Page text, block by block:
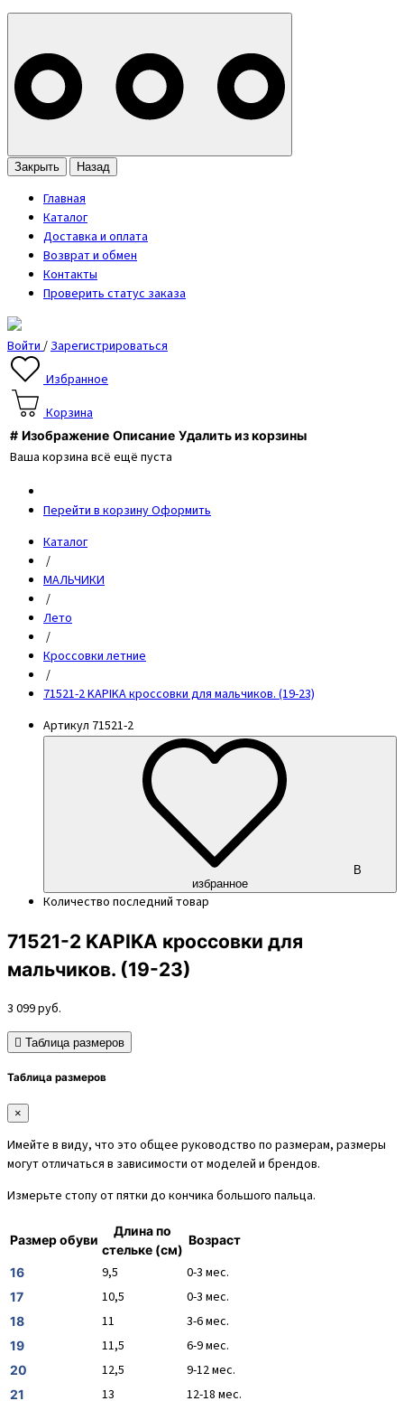
Закрыть Назад
Главная
Каталог
Доставка и оплата
Возврат и обмен
Контакты
Проверить статус заказа
Войти/Зарегистрироваться
Избранное
Корзина
# Изображение Описание Удалить из корзины
Ваша корзина всё ещё пуста
Перейти в корзинуОформить
Каталог
/
МАЛЬЧИКИ
/
Лето
/
Кроссовки летние
/
71521-2 KAPIKA кроссовки для мальчиков. (19-23)
Артикул 71521-2
В
избранное
Количество последний товар
71521-2 KAPIKA кроссовки для
мальчиков. (19-23)
3 099руб.
Таблица размеров
Таблица размеров
×
Имейте в виду, что это общее руководство по размерам, размеры
могут отличаться в зависимости от моделей и брендов.
Измерьте стопу от пятки до кончика большого пальца.
Размер обуви
Длина по
стельке (см)
Возраст
16 9,5 0-3 мес.
17 10,5 0-3 мес.
18 11 3-6 мес.
19 11,5 6-9 мес.
20 12,5 9-12 мес.
21 13 12-18 мес.